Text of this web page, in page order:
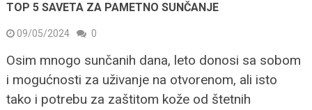
TOP 5 SAVETA ZA PAMETNO SUNČANJE
09/05/2024 0
Osim mnogo sunčanih dana, leto donosi sa sobom
i mogućnosti za uživanje na otvorenom, ali isto
tako i potrebu za zaštitom kože od štetnih